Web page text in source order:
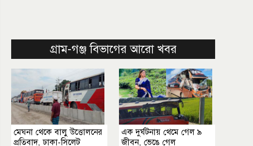
গ্রাম-গঞ্জ বিভাগের আরো খবর
মেঘনা থেকে বালু উত্তোলনের
প্রতিবাদ, ঢাকা-সিলেট
এক দুর্ঘটনায় থেমে গেল ৯
জীবন, ভেঙে গেল